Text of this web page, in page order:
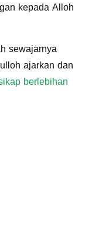
kepada Alloh
sewajarnya
ajarkan dan
berlebihan